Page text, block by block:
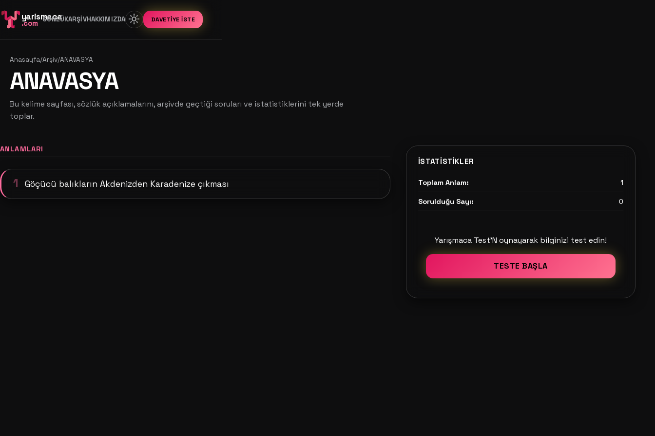
yarismaca
.com GÜNLÜKARŞIVHAKKIMIZDA light_mode DAVETIYE İSTE
Anasayfa/Arşiv/ANAVASYA
ANAVASYA
Bu kelime sayfası, sözlük açıklamalarını, arşivde geçtiği soruları ve istatistiklerini tek yerde
toplar.
ANLAMLARI
1 Göçücü balıkların Akdenizden Karadenize çıkması
İSTATISTIKLER
Toplam Anlam: 1
Sorulduğu Sayı: 0
Yarışmaca Test'N oynayarak bilginizi test edin!
TESTE BAŞLA